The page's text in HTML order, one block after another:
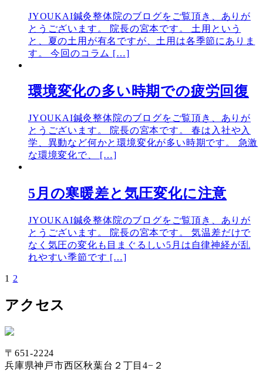
JYOUKAI鍼灸整体院のブログをご覧頂き、ありが
とうございます。 院長の宮本です。 土用という
と、夏の土用が有名ですが、土用は各季節にありま
す。 今回のコラム […]
環境変化の多い時期での疲労回復
JYOUKAI鍼灸整体院のブログをご覧頂き、ありが
とうございます。 院長の宮本です。 春は入社や入
学、異動など何かと環境変化が多い時期です。 急激
な環境変化で、 […]
5月の寒暖差と気圧変化に注意
JYOUKAI鍼灸整体院のブログをご覧頂き、ありが
とうございます。 院長の宮本です。 気温差だけで
なく気圧の変化も目まぐるしい5月は自律神経が乱
れやすい季節です […]
投
稿
ペ
ー
1 2
アクセス
〒651-2224
兵庫県神戸市西区秋葉台２丁目4−２